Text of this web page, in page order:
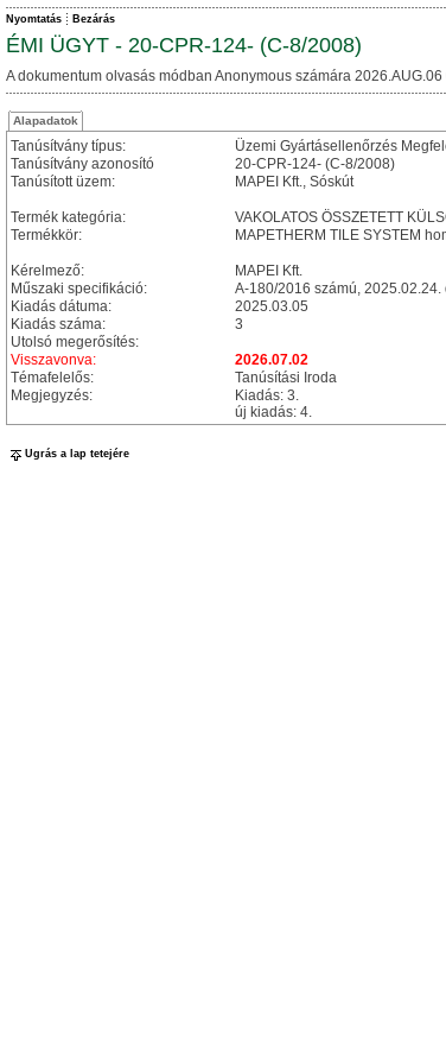
Nyomtatás Bezárás
ÉMI ÜGYT - 20-CPR-124- (C-8/2008)
A dokumentum olvasás módban Anonymous számára
Alapadatok
Tanúsítvány típus:
Üzemi Gyártásellenőrzés
Tanúsítvány azonosító
20-CPR-124- (C-8/2008)
Tanúsított üzem:
MAPEI Kft., Sóskút
Termék kategória:
VAKOLATOS ÖSSZETETT
Termékkör:
MAPETHERM TILE SYSTEM
Kérelmező:
MAPEI Kft.
Műszaki specifikáció:
A-180/2016 számú,
Kiadás dátuma:
2025.03.05
Kiadás száma:
3
Utolsó megerősítés:
Visszavonva:
2026.07.02
Témafelelős:
Tanúsítási Iroda
Megjegyzés:
Kiadás: 3.
új kiadás: 4.
Ugrás a lap tetejére